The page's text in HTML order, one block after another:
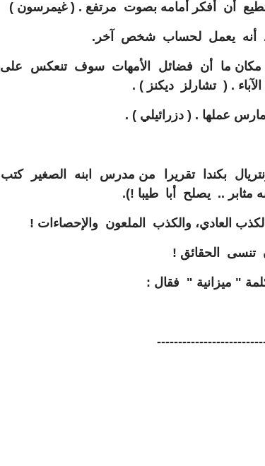
أن أفكر أمامه بصوت مرتفع . ( غيمرسون )
أنه يعمل لحساب شخص آخر.
مكان ما أن فضائل الأمهات سوف تنعكس على
. ( تشارلز ديكنز ) .
عملها . ( دزرائيلي ) .
بكندا تقريرا من مدرس ابنه الصغير كتب
.. يصلح أبا طيبا !
).
العادي، والكذب الملعون والإحصاءات !
تنسى الحقائق !
" ميزانية " فقال :